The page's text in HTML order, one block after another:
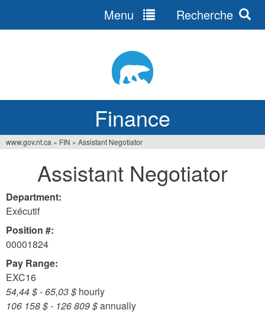
Finance
Menu Recherche
here
www.gov.nt.ca » FIN » Assistant Negotiator
Assistant Negotiator
Department:
Exécutif
Position #:
00001824
Pay Range:
EXC16
54,44 $-65,03 $ hourly
106 158 $- 126 809 $annually